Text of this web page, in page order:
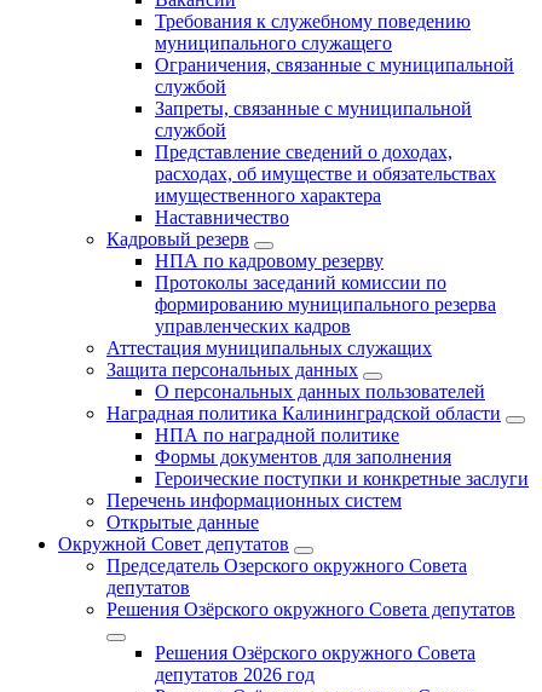
Требования к служебному поведению
муниципального служащего
Ограничения, связанные с муниципальной
службой
Запреты, связанные с муниципальной
службой
Представление сведений о доходах,
расходах, об имуществе и обязательствах
имущественного характера
Наставничество
Кадровый резерв
НПА по кадровому резерву
Протоколы заседаний комиссии по
формированию муниципального резерва
управленческих кадров
Аттестация муниципальных служащих
Защита персональных данных
О персональных данных пользователей
Наградная политика Калининградской области
НПА по наградной политике
Формы документов для заполнения
Героические поступки и конкретные заслуги
Перечень информационных систем
Открытые данные
Окружной Совет депутатов
Председатель Озерского окружного Совета
депутатов
Решения Озёрского окружного Совета депутатов
Решения Озёрского окружного Совета
депутатов 2026 год